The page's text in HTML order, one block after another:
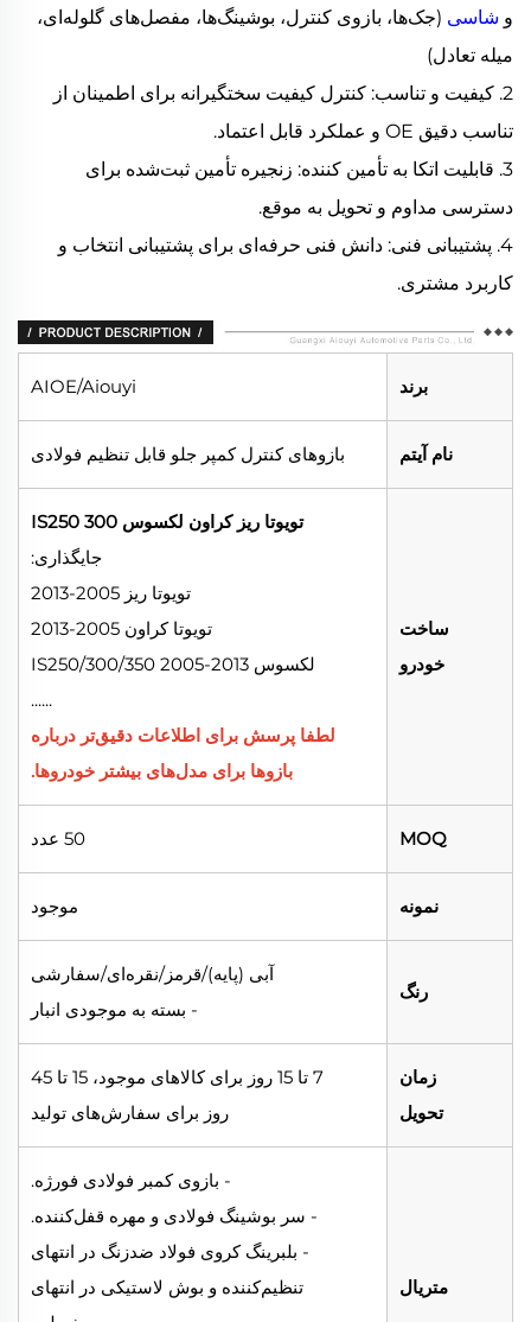
و شاسی (جک‌ها، بازوی کنترل، بوشینگ‌ها، مفصل‌های گلوله‌ای،
میله تعادل)
2. کیفیت و تناسب: کنترل کیفیت سختگیرانه برای اطمینان از
تناسب دقیق OE و عملکرد قابل اعتماد.
3. قابلیت اتکا به تأمین کننده: زنجیره تأمین ثبت‌شده برای
دسترسی مداوم و تحویل به موقع.
4. پشتیبانی فنی: دانش فنی حرفه‌ای برای پشتیبانی انتخاب و
کاربرد مشتری.
برند AIOE/Aiouyi
نام آیتم بازوهای کنترل کمپر جلو قابل تنظیم فولادی
ساخت
خودرو
تویوتا ریز کراون لکسوس IS250 300
جایگذاری:
تویوتا ریز 2005-2013
تویوتا کراون 2005-2013
لکسوس IS250/300/350 2005-2013
......
لطفا پرسش برای اطلاعات دقیق‌تر درباره
بازوها برای مدل‌های بیشتر خودروها.
MOQ 50 عدد
نمونه موجود
رنگ
آبی (پایه)/قرمز/نقره‌ای/سفارشی
- بسته به موجودی انبار
زمان
تحویل
7 تا 15 روز برای کالاهای موجود، 15 تا 45
روز برای سفارش‌های تولید
متریال
- بازوی کمبر فولادی فورژه.
- سر بوشینگ فولادی و مهره قفل‌کننده.
- بلبرینگ کروی فولاد ضدزنگ در انتهای
تنظیم‌کننده و بوش لاستیکی در انتهای